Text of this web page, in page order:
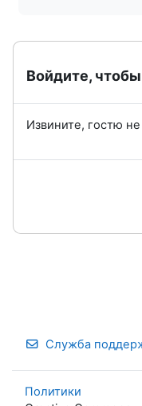
Войдите,
Извините, гостю
Служба
Политики